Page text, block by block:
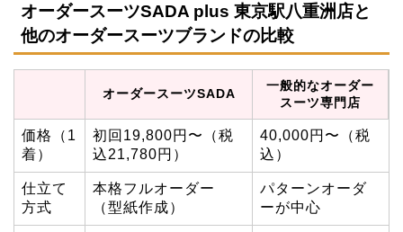
オーダースーツSADA plus 東京駅八重洲店と
他のオーダースーツブランドの比較
オーダースーツSADA
一般的なオーダー
スーツ専門店
価格（1
着）
初回19,800円〜（税
込21,780円）
40,000円〜（税
込）
仕立て
方式
本格フルオーダー
（型紙作成）
パターンオーダ
ーが中心